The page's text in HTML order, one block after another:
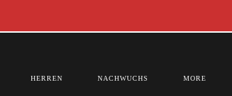
HERREN NACHWUCHS MORE